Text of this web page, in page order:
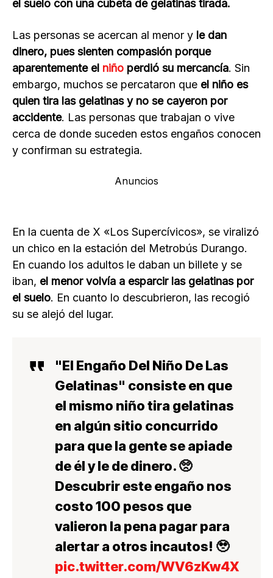
el suelo con una cubeta de gelatinas tirada.
Las personas se acercan al menor y le dan
dinero, pues sienten compasión porque
aparentemente el niño perdió su mercancía. Sin
embargo, muchos se percataron que el niño es
quien tira las gelatinas y no se cayeron por
accidente. Las personas que trabajan o vive
cerca de donde suceden estos engaños conocen
y confirman su estrategia.
Anuncios
En la cuenta de X «Los Supercívicos», se viralizó
un chico en la estación del Metrobús Durango.
En cuando los adultos le daban un billete y se
iban, el menor volvía a esparcir las gelatinas por
el suelo. En cuanto lo descubrieron, las recogió
su se alejó del lugar.
"El Engaño Del Niño De Las
Gelatinas" consiste en que
el mismo niño tira gelatinas
en algún sitio concurrido
para que la gente se apiade
de él y le de dinero. 🥺
Descubrir este engaño nos
costo 100 pesos que
valieron la pena pagar para
alertar a otros incautos! 🥹
pic.twitter.com/WV6zKw4X